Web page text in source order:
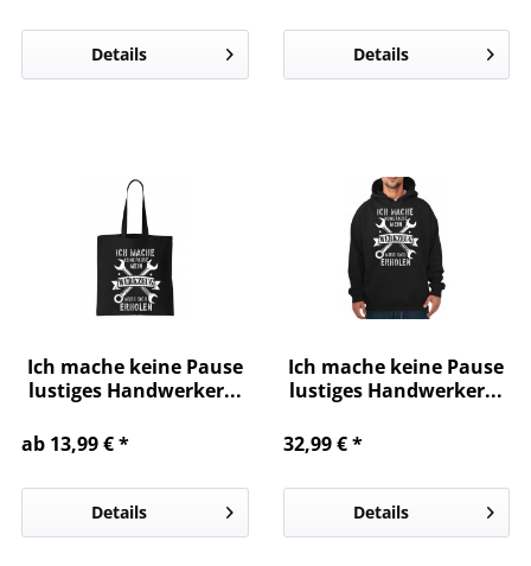
Details Details
Ich mache keine Pause
lustiges Handwerker...
ab 13,99 € *
Details
Ich mache keine Pause
lustiges Handwerker...
32,99 € *
Details